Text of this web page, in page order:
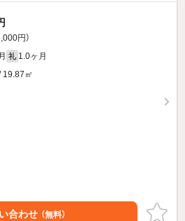
円）
礼 1.0ヶ月
19.87㎡
合わせ （無料）